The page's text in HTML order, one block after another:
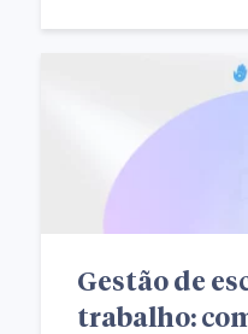
Gestão de
trabalho: